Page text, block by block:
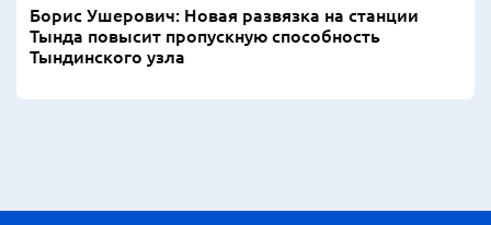
Борис Ушерович: Новая развязка на станции
Тында повысит пропускную способность
Тындинского узла